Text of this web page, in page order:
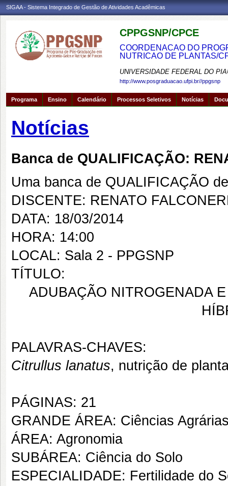
SIGAA - Sistema Integrado de Gestão de Atividades Acadêmicas
CPPGSNP/CPCE
COORDENACAO DO
NUTRICAO DE PLANTAS/
UNIVERSIDADE FEDERAL DO
http://www.posgraduacao.ufpi.br//ppgsnp
Programa Ensino Calendário Processos Seletivos Notícias
Notícias
Banca de QUALIFICAÇÃO:
Uma banca de QUALIFICAÇÃO
DISCENTE: RENATO
DATA: 18/03/2014
HORA: 14:00
LOCAL: Sala 2 - PPGSNP
TÍTULO:
ADUBAÇÃO NITROGENADA
PALAVRAS-CHAVES:
Citrullus lanatus, nutrição de
PÁGINAS: 21
GRANDE ÁREA: Ciências
ÁREA: Agronomia
SUBÁREA: Ciência do Solo
ESPECIALIDADE: Fertilidade do